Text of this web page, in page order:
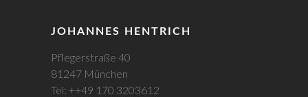
JOHANNES HENTRICH
Pflegerstraße 40
81247 München
Tel: ++49 170 3203612